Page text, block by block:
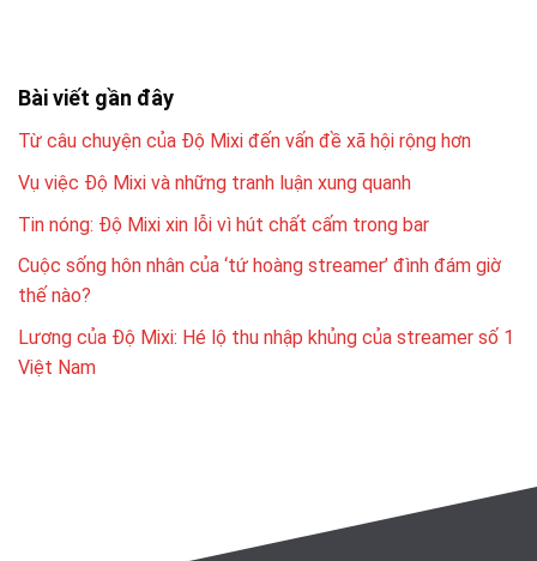
Bài viết gần đây
Từ câu chuyện của Độ Mixi đến vấn đề xã hội rộng hơn
Vụ việc Độ Mixi và những tranh luận xung quanh
Tin nóng: Độ Mixi xin lỗi vì hút chất cấm trong bar
Cuộc sống hôn nhân của ‘tứ hoàng streamer’ đình đám giờ
thế nào?
Lương của Độ Mixi: Hé lộ thu nhập khủng của streamer số 1
Việt Nam